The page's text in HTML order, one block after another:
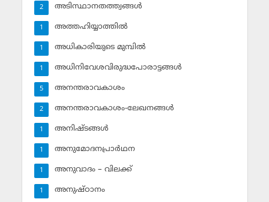
അടിസ്ഥാനതത്ത്വങ്ങള്‍
2
അത്തഹിയ്യാത്തില്‍
1
അധികാരിയുടെ മുമ്പില്‍
1
അധിനിവേശവിരുദ്ധപോരാട്ടങ്ങള്‍
1
അനന്തരാവകാശം
5
അനന്തരാവകാശം-ലേഖനങ്ങള്‍
2
അനിഷ്ടങ്ങള്‍
1
അനുമോദനപ്രാര്‍ഥന
1
അനുവാദം – വിലക്ക്‌
1
അനുഷ്ഠാനം
1